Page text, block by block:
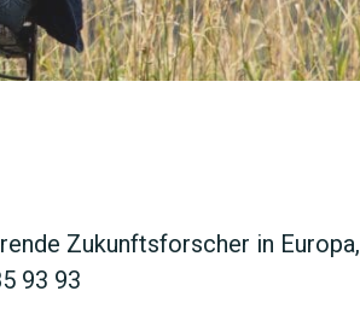
Zukunftsforscher in Europa,
93 93